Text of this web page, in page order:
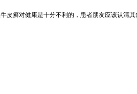
建华，成都银康银屑病...
癣对健康是十分不利的，患者朋友应该认清其